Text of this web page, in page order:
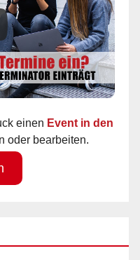
einen Event in den
oder bearbeiten.